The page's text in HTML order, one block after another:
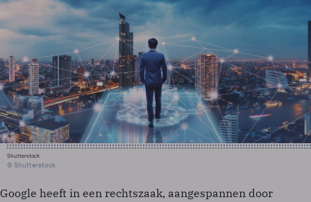
Shutterstock
© Shutterstock
Google heeft in een rechtszaak, aangespannen door